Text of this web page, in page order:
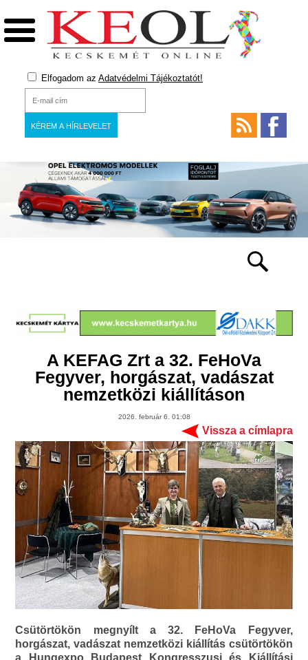
Elfogadom az Adatvédelmi Tájékoztatót!
A KEFAG Zrt a 32. FeHoVa
Fegyver, horgászat, vadászat
nemzetközi kiállításon
2026. február 6. 01:08
Vissza a címlapra
Csütörtökön megnyílt a 32. FeHoVa Fegyver,
horgászat, vadászat nemzetközi kiállítás csütörtökön